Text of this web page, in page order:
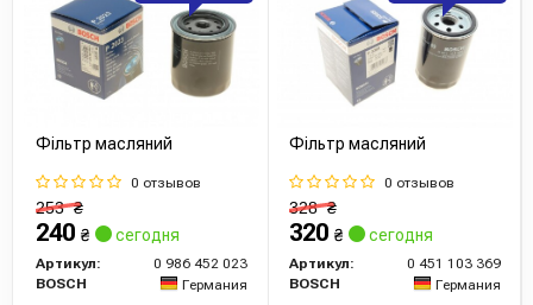
Фільтр масляний
0 отзывов
253₴
240 ₴ сегодня
Артикул:
0 986 452 023
BOSCH
Германия
Фільтр масляний
0 отзывов
328₴
320 ₴ сегодня
Артикул:
0 451 103 369
BOSCH
Германия